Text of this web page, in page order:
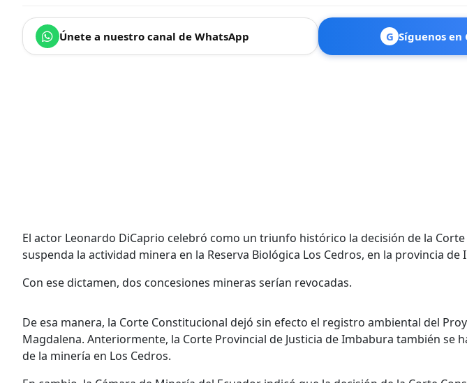
Únete a nuestro canal de WhatsApp G Síguenos en
El actor Leonardo DiCaprio celebró como un triunfo histórico la decisión de la
suspenda la actividad minera en la Reserva Biológica Los Cedros, en la provincia de
Con ese dictamen, dos concesiones mineras serían revocadas.
De esa manera, la Corte Constitucional dejó sin efecto el registro ambiental del
Magdalena. Anteriormente, la Corte Provincial de Justicia de Imbabura también se
de la minería en Los Cedros.